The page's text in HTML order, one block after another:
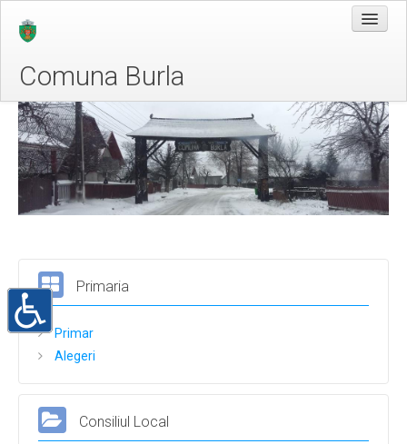
Comuna Burla
Acasa
Despre Noi
Legislatie
Conducere
Programe si strategii
Rapoarte si studii
Informații de interes public
Buletinul informativ
Buget
Primaria
Primar
Alegeri
Consiliul Local